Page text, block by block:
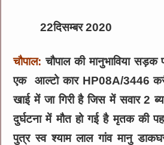
22दिसम्बर 2020
चौपाल: चौपाल की मानुभाविया
एक आल्टो कार HP08A/3446
खाई में जा गिरी है जिस में सवार 2
दुर्घटना में मौत हो गई है मृतक की
पुत्र स्व श्याम लाल गांव मानु